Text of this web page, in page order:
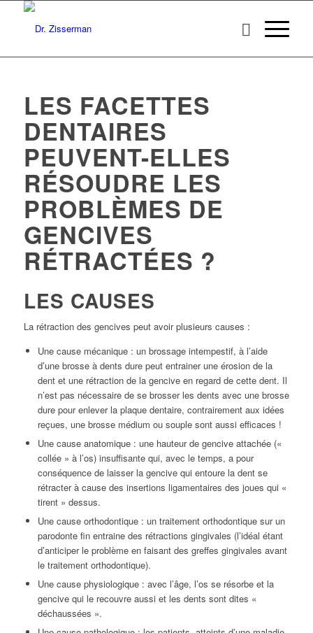
LES FACETTES
DENTAIRES
PEUVENT-ELLES
RÉSOUDRE LES
PROBLÈMES DE
GENCIVES
RÉTRACTÉES ?
LES CAUSES
La rétraction des gencives peut avoir plusieurs causes :
Une cause mécanique : un brossage intempestif, à l’aide
d’une brosse à dents dure peut entrainer une érosion de la
dent et une rétraction de la gencive en regard de cette dent. Il
n’est pas nécessaire de se brosser les dents avec une brosse
dure pour enlever la plaque dentaire, contrairement aux idées
reçues, une brosse médium ou souple sont aussi efficaces !
Une cause anatomique : une hauteur de gencive attachée («
collée » à l’os) insuffisante qui, avec le temps, a pour
conséquence de laisser la gencive qui entoure la dent se
rétracter à cause des insertions ligamentaires des joues qui «
tirent » dessus.
Une cause orthodontique : un traitement orthodontique sur un
parodonte fin entraine des rétractions gingivales (l’idéal étant
d’anticiper le problème en faisant des greffes gingivales avant
le traitement orthodontique).
Une cause physiologique : avec l’âge, l’os se résorbe et la
gencive qui le recouvre aussi et les dents sont dites «
déchaussées ».